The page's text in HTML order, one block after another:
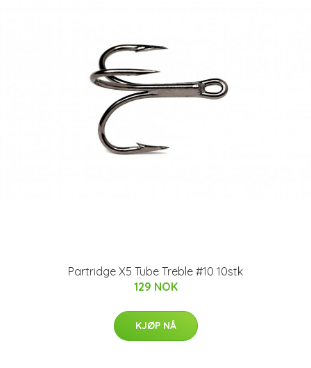
Partridge X5 Tube Treble #10 10stk
129 NOK
KJØP NÅ